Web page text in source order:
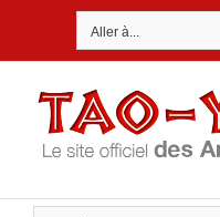
Aller à...